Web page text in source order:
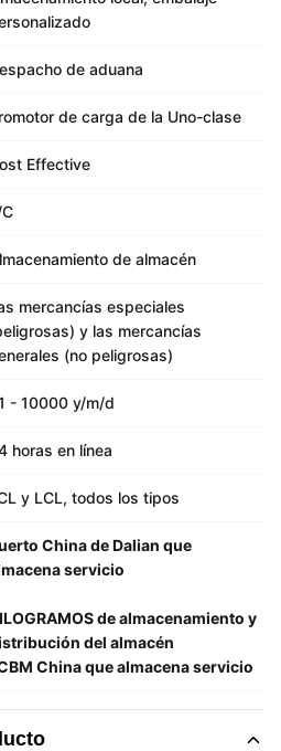
de aduana
de carga de la Uno-clase
Effective
de almacén
mercancías especiales
y las mercancías
(no peligrosas)
- 10000 y/m/d
horas en línea
y LCL, todos los tipos
China de Dalian que
servicio
de almacenamiento y
del almacén
China que almacena servicio